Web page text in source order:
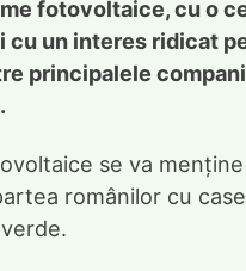
fotovoltaice, cu o
cu un interes ridicat
principalele
se va
românilor cu